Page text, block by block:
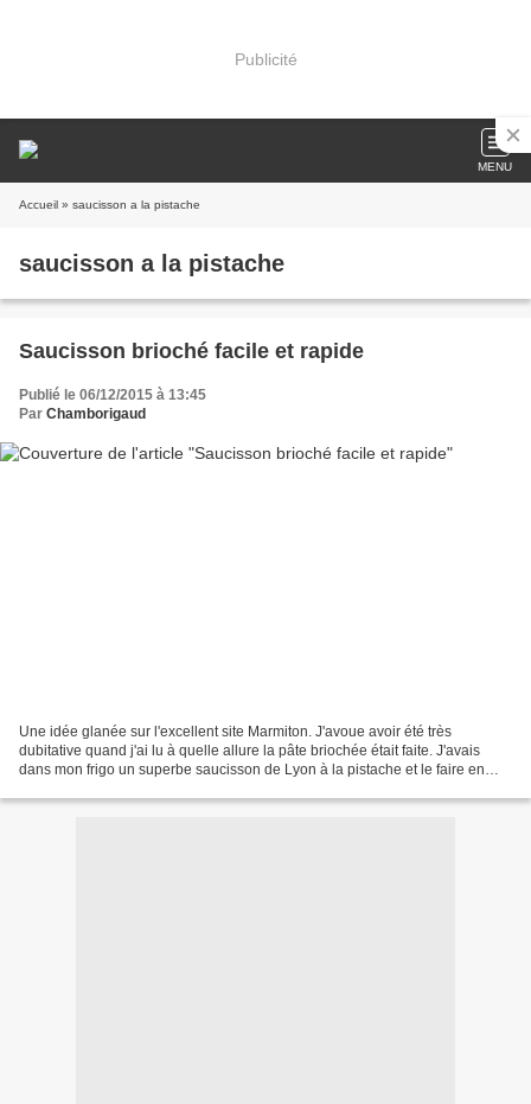
Publicité
MENU
Accueil » saucisson a la pistache
saucisson a la pistache
Saucisson brioché facile et rapide
Publié le 06/12/2015 à 13:45
Par Chamborigaud
Une idée glanée sur l'excellent site Marmiton. J'avoue avoir été très
dubitative quand j'ai lu à quelle allure la pâte briochée était faite. J'avais
dans mon frigo un superbe saucisson de Lyon à la pistache et le faire en